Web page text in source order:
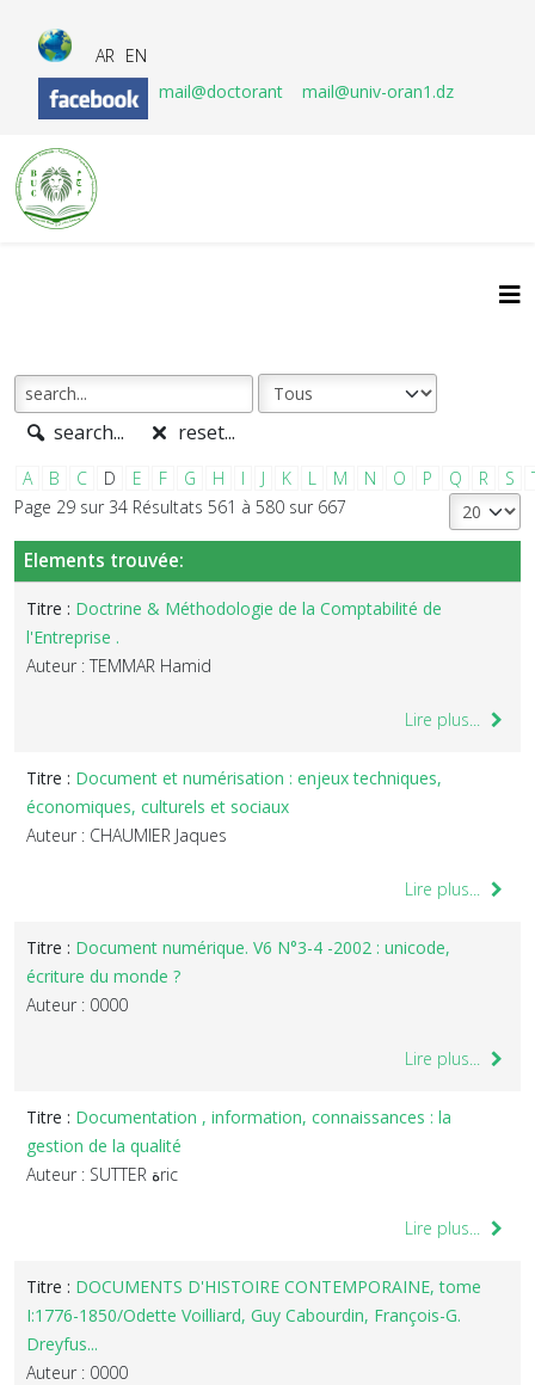
AR EN
mail@doctorant
mail@univ-oran1.dz
search... reset...
A B C D E F G H I J K L M N O P Q R S
Page 29 sur 34 Résultats 561 à 580 sur 667
Elements trouvée:
Titre : Doctrine & Méthodologie de la Comptabilité de
l'Entreprise .
Auteur : TEMMAR Hamid
Lire plus...
Titre : Document et numérisation : enjeux techniques,
économiques, culturels et sociaux
Auteur : CHAUMIER Jaques
Lire plus...
Titre : Document numérique. V6 N°3-4 -2002 : unicode,
écriture du monde ?
Auteur : 0000
Lire plus...
Titre : Documentation , information, connaissances : la
gestion de la qualité
Auteur : SUTTER ةric
Lire plus...
Titre : DOCUMENTS D'HISTOIRE CONTEMPORAINE, tome
I:1776-1850/Odette Voilliard, Guy Cabourdin, François-G.
Dreyfus...
Auteur : 0000